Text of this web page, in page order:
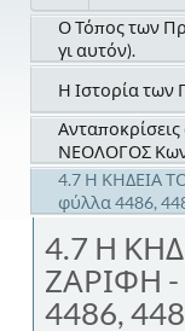
Ο Τόπος των
γι αυτόν).
Η Ιστορία των
ΝΕΟΛΟΓΟΣ
4.7 Η ΚΗΔΕΙΑ
φύλλα 4486,
4.7 Η
ΖΑΡΙΦΗ
4486,